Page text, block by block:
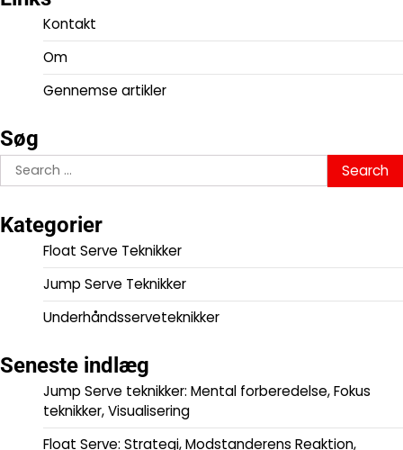
Kontakt
Om
Gennemse artikler
Søg
Search
for:
Kategorier
Float Serve Teknikker
Jump Serve Teknikker
Underhåndsserveteknikker
Seneste indlæg
Jump Serve teknikker: Mental forberedelse, Fokus
teknikker, Visualisering
Float Serve: Strategi, Modstanderens Reaktion,